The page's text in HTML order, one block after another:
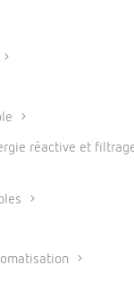
réactive et